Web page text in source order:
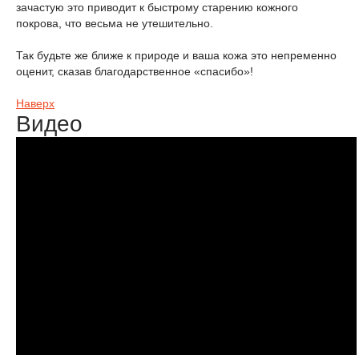
зачастую это приводит к быстрому старению кожного
покрова, что весьма не утешительно.
Так будьте же ближе к природе и ваша кожа это непременно
оценит, сказав благодарственное «спасибо»!
Наверх
Видео